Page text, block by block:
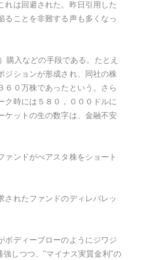
れは回避された。昨日引用した
ることを非難する声も多くなっ
購入などの手段である。たとえ
ジションが形成され、同社の株
０万株であったという。さら
ク時には５８０，０００ドルに
ケットの生の数字は、金融不安
ンドがべアスタ株をショート
されたファンドのディレバレッ
ボディーブローのようにジワジ
しつつ、"マイナス実質金利"の